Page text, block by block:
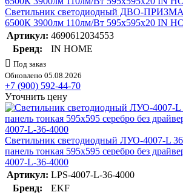
Светильник светодиодный ДВО-
6500К 3900лм 110лм/Вт 595х595х20 IN
Артикул: 4690612034553
Бренд:
IN HOME
Под заказ
Обновлено 05.08.2026
+7 (900) 592-44-70
Уточнить цену
Светильник светодиодный ЛУО-4007-L
панель тонкая 595х595 серебро без
4007-L-36-4000
Артикул: LPS-4007-L-36-4000
Бренд:
EKF